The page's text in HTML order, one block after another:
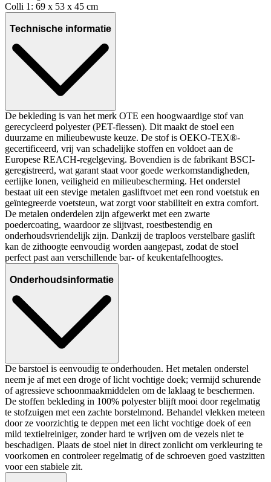
Colli 1: 69 x 53 x 45 cm
Technische informatie
De bekleding is van het merk OTE een hoogwaardige stof van
gerecycleerd polyester (PET-flessen). Dit maakt de stoel een
duurzame en milieubewuste keuze. De stof is OEKO-TEX®-
gecertificeerd, vrij van schadelijke stoffen en voldoet aan de
Europese REACH-regelgeving. Bovendien is de fabrikant BSCI-
geregistreerd, wat garant staat voor goede werkomstandigheden,
eerlijke lonen, veiligheid en milieubescherming. Het onderstel
bestaat uit een stevige metalen gasliftvoet met een rond voetstuk en
geïntegreerde voetsteun, wat zorgt voor stabiliteit en extra comfort.
De metalen onderdelen zijn afgewerkt met een zwarte
poedercoating, waardoor ze slijtvast, roestbestendig en
onderhoudsvriendelijk zijn. Dankzij de traploos verstelbare gaslift
kan de zithoogte eenvoudig worden aangepast, zodat de stoel
perfect past aan verschillende bar- of keukentafelhoogtes.
Onderhoudsinformatie
De barstoel is eenvoudig te onderhouden. Het metalen onderstel
neem je af met een droge of licht vochtige doek; vermijd schurende
of agressieve schoonmaakmiddelen om de laklaag te beschermen.
De stoffen bekleding in 100% polyester blijft mooi door regelmatig
te stofzuigen met een zachte borstelmond. Behandel vlekken meteen
door ze voorzichtig te deppen met een licht vochtige doek of een
mild textielreiniger, zonder hard te wrijven om de vezels niet te
beschadigen. Plaats de stoel niet in direct zonlicht om verkleuring te
voorkomen en controleer regelmatig of de schroeven goed vastzitten
voor een stabiele zit.